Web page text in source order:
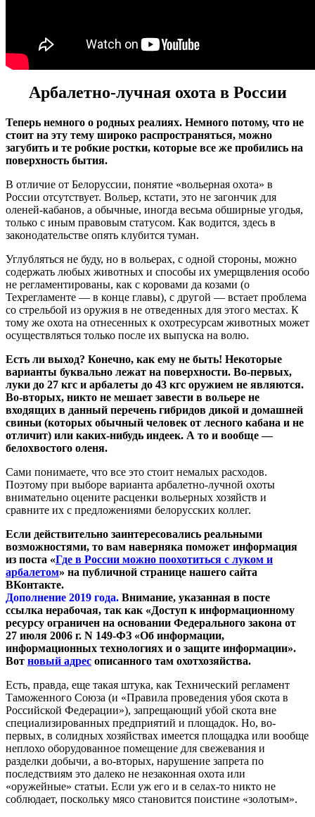
Арбалетно-лучная охота в России
Теперь немного о родных реалиях. Немного потому, что не
стоит на эту тему широко распространяться, можно
загубить и те робкие ростки, которые все же пробились на
поверхность бытия.
В отличие от Белоруссии, понятие «вольерная охота» в
России отсутствует. Вольер, кстати, это не загончик для
оленей-кабанов, а обычные, иногда весьма обширные угодья,
только с иным правовым статусом. Как водится, здесь в
законодательстве опять клубится туман.
Углубляться не буду, но в вольерах, с одной стороны, можно
содержать любых животных и способы их умерщвления особо
не регламентированы, как с коровами да козами (о
Техрегламенте — в конце главы), с другой — встает проблема
со стрельбой из оружия в не отведенных для этого местах. К
тому же охота на отнесенных к охотресурсам животных может
осуществляться только после их выпуска на волю.
Есть ли выход? Конечно, как ему не быть! Некоторые
варианты буквально лежат на поверхности. Во-первых,
луки до 27 кгс и арбалеты до 43 кгс оружием не являются.
Во-вторых, никто не мешает завести в вольере не
входящих в данный перечень гибридов дикой и домашней
свиньи (которых обычный человек от лесного кабана и не
отличит) или каких-нибудь индеек. А то и вообще —
белохвостого оленя.
Сами понимаете, что все это стоит немалых расходов.
Поэтому при выборе варианта арбалетно-лучной охоты
внимательно оцените расценки вольерных хозяйств и
сравните их с предложениями белорусских коллег.
Если действительно заинтересовались реальными
возможностями, то вам наверняка поможет информация
из поста «Где в России можно поохотиться с луком и
арбалетом» на публичной странице нашего сайта
ВКонтакте.
Дополнение 2019 года. Внимание, указанная в посте
ссылка нерабочая, так как «Доступ к информационному
ресурсу ограничен на основании Федерального закона от
27 июля 2006 г. N 149-ФЗ «Об информации,
информационных технологиях и о защите информации».
Вот новый адрес описанного там охотхозяйства.
Есть, правда, еще такая штука, как Технический регламент
Таможенного Союза (и «Правила проведения убоя скота в
Российской Федерации»), запрещающий убой скота вне
специализированных предприятий и площадок. Но, во-
первых, в солидных хозяйствах имеется площадка или вообще
неплохо оборудованное помещение для свежевания и
разделки добычи, а во-вторых, нарушение запрета по
последствиям это далеко не незаконная охота или
«оружейные» статьи. Если уж его и в селах-то никто не
соблюдает, поскольку мясо становится поистине «золотым».